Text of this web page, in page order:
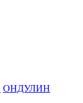
ОНДУЛИН